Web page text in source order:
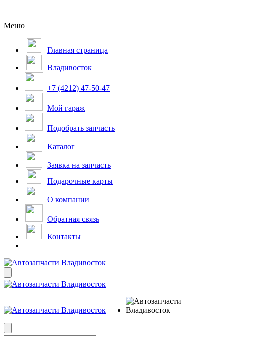
Меню
Главная страница
Владивосток
+7 (4212) 47-50-47
Мой гараж
Подобрать запчасть
Каталог
Заявка на запчасть
Подарочные карты
О компании
Обратная связь
Контакты